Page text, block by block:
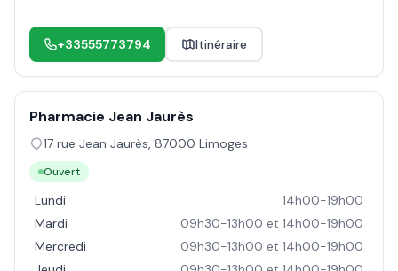
+33555773794 Itinéraire
Pharmacie Jean Jaurès
17 rue Jean Jaurès, 87000 Limoges
Ouvert
Lundi
14h00-19h00
Mardi
09h30-13h00 et 14h00-19h00
Mercredi
09h30-13h00 et 14h00-19h00